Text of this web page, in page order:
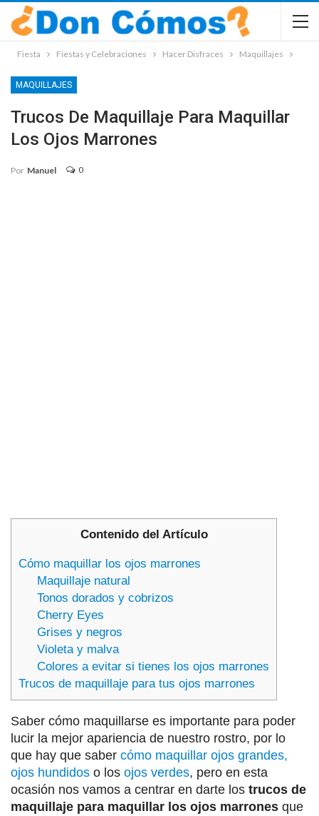
Fiesta Fiestas y Celebraciones Hacer Disfraces Maquillajes
MAQUILLAJES
Trucos De Maquillaje Para Maquillar
Los Ojos Marrones
Por Manuel 0
Contenido del Artículo
Cómo maquillar los ojos marrones
Maquillaje natural
Tonos dorados y cobrizos
Cherry Eyes
Grises y negros
Violeta y malva
Colores a evitar si tienes los ojos marrones
Trucos de maquillaje para tus ojos marrones
Saber cómo maquillarse es importante para poder
lucir la mejor apariencia de nuestro rostro, por lo
que hay que saber cómo maquillar ojos grandes,
ojos hundidos o los ojos verdes, pero en esta
ocasión nos vamos a centrar en darte los trucos de
maquillaje para maquillar los ojos marrones que